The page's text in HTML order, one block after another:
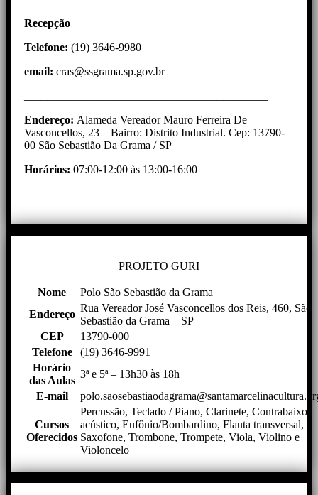
Recepção
Telefone: (19) 3646-9980
email: cras@ssgrama.sp.gov.br
Endereço: Alameda Vereador Mauro Ferreira De
Vasconcellos, 23 – Bairro: Distrito Industrial. Cep: 13790-
00 São Sebastião Da Grama / SP
Horários: 07:00-12:00 às 13:00-16:00
PROJETO GURI
Nome
Polo São Sebastião da Grama
Endereço
Rua Vereador José Vasconcellos dos Reis, 460, São
Sebastião da Grama – SP
CEP
13790-000
Telefone
(19) 3646-9991
Horário
das Aulas
3ª e 5ª – 13h30 às 18h
E-mail
Cursos
Oferecidos
Percussão, Teclado / Piano, Clarinete, Contrabaixo
acústico, Eufônio/Bombardino, Flauta transversal,
Saxofone, Trombone, Trompete, Viola, Violino e
Violoncelo